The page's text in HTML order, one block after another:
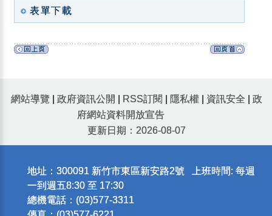
表單下載
網站導覽 政府資訊公開 RSS訂閱 隱私權 資訊安全
政
府網站資料開放宣告
更新日期：2026-08-07
地址：300091 新竹市東區新安路2號 上班時間: 每週
一到週五8:30 至 17:30
總機電話：(03)577-3311